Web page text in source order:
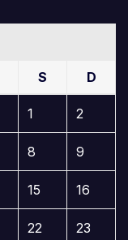
S D
1 2
8 9
15 16
22 23